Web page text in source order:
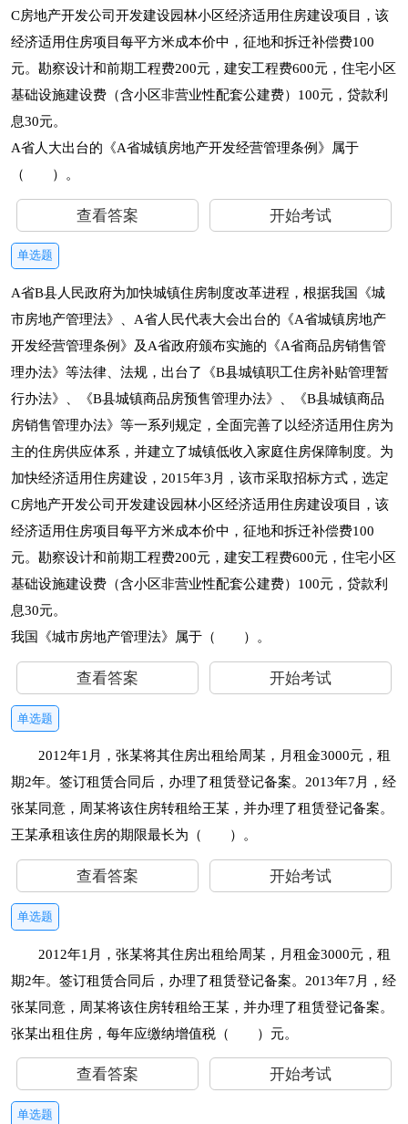
C房地产开发公司开发建设园林小区经济适用住房建设项目，该
经济适用住房项目每平方米成本价中，征地和拆迁补偿费100
元。勘察设计和前期工程费200元，建安工程费600元，住宅小区
基础设施建设费（含小区非营业性配套公建费）100元，贷款利
息30元。
A省人大出台的《A省城镇房地产开发经营管理条例》属于
（ ）。
查看答案 开始考试
单选题
A省B县人民政府为加快城镇住房制度改革进程，根据我国《城
市房地产管理法》、A省人民代表大会出台的《A省城镇房地产
开发经营管理条例》及A省政府颁布实施的《A省商品房销售管
理办法》等法律、法规，出台了《B县城镇职工住房补贴管理暂
行办法》、《B县城镇商品房预售管理办法》、《B县城镇商品
房销售管理办法》等一系列规定，全面完善了以经济适用住房为
主的住房供应体系，并建立了城镇低收入家庭住房保障制度。为
加快经济适用住房建设，2015年3月，该市采取招标方式，选定
C房地产开发公司开发建设园林小区经济适用住房建设项目，该
经济适用住房项目每平方米成本价中，征地和拆迁补偿费100
元。勘察设计和前期工程费200元，建安工程费600元，住宅小区
基础设施建设费（含小区非营业性配套公建费）100元，贷款利
息30元。
我国《城市房地产管理法》属于（ ）。
查看答案 开始考试
单选题
2012年1月，张某将其住房出租给周某，月租金3000元，租
期2年。签订租赁合同后，办理了租赁登记备案。2013年7月，经
张某同意，周某将该住房转租给王某，并办理了租赁登记备案。
王某承租该住房的期限最长为（ ）。
查看答案 开始考试
单选题
2012年1月，张某将其住房出租给周某，月租金3000元，租
期2年。签订租赁合同后，办理了租赁登记备案。2013年7月，经
张某同意，周某将该住房转租给王某，并办理了租赁登记备案。
张某出租住房，每年应缴纳增值税（ ）元。
查看答案 开始考试
单选题